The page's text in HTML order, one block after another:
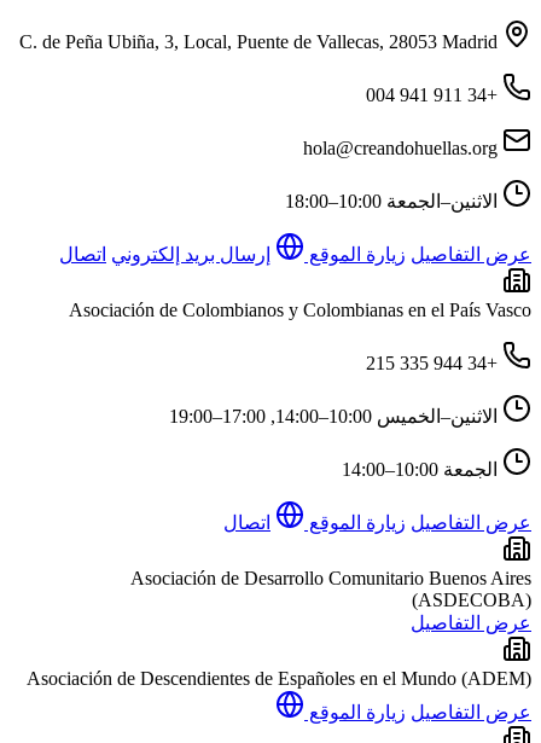
C. de Peña Ubiña, 3, Local, Puente de Vallecas, 28053 Madrid
+34 911 941 004
hola@creandohuellas.org
الاثنين–الجمعة 10:00–18:00
عرض التفاصيل زيارة الموقع إرسال بريد إلكتروني اتصال
Asociación de Colombianos y Colombianas en el País Vasco
+34 944 335 215
الاثنين–الخميس 10:00–14:00, 17:00–19:00
الجمعة 10:00–14:00
عرض التفاصيل زيارة الموقع اتصال
Asociación de Desarrollo Comunitario Buenos Aires
(ASDECOBA)
عرض التفاصيل
Asociación de Descendientes de Españoles en el Mundo (ADEM)
عرض التفاصيل زيارة الموقع